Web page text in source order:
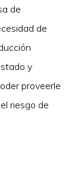
de
de
y
proveerle
riesgo de